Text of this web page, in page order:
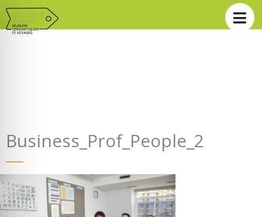
Business_Prof_People_2